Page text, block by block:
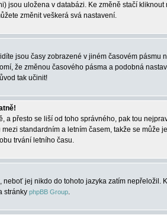
jsou uložena v databázi. Ke změně stačí kliknout
změnit veškerá svá nastavení.
jsou časy zobrazené v jiném časovém pásmu
že změnou časového pásma a podobná
tak učinit!
a přesto se liší od toho správného, pak tou
standardním a letním časem, takže se může
trvání letního času.
jej nikdo do tohoto jazyka zatím nepřeložil.
stránky phpBB Group.